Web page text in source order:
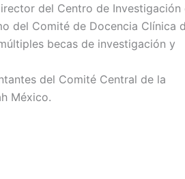
del Centro de Investigación
del Comité de Docencia Clínica
becas de investigación y
del Comité Central de la
México.